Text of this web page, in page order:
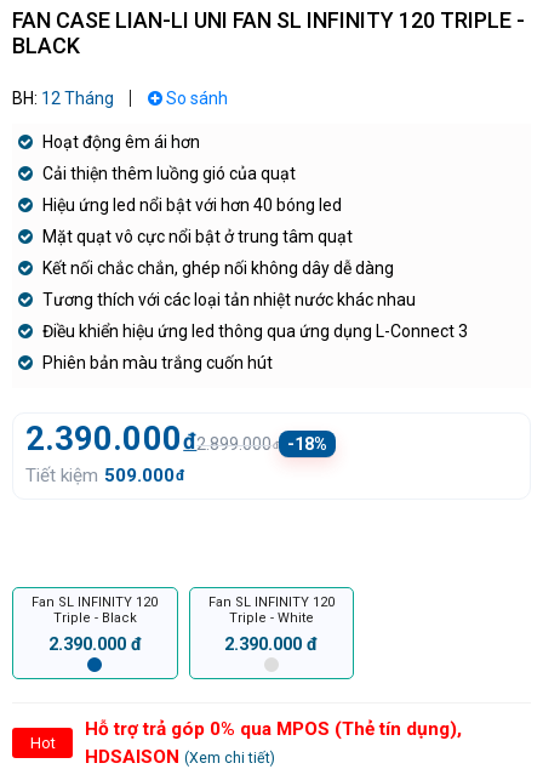
FAN CASE LIAN-LI UNI FAN SL INFINITY 120 TRIPLE -
BLACK
BH: 12 Tháng So sánh
Hoạt động êm ái hơn
Cải thiện thêm luồng gió của quạt
Hiệu ứng led nổi bật với hơn 40 bóng led
Mặt quạt vô cực nổi bật ở trung tâm quạt
Kết nối chắc chắn, ghép nối không dây dễ dàng
Tương thích với các loại tản nhiệt nước khác nhau
Điều khiển hiệu ứng led thông qua ứng dụng L-Connect 3
Phiên bản màu trắng cuốn hút
2.390.000đ2.899.000đ -18%
Tiết kiệm 509.000đ
Fan SL INFINITY 120
Triple - Black
2.390.000 đ
Fan SL INFINITY 120
Triple - White
2.390.000 đ
Hot
Hỗ trợ trả góp 0% qua MPOS (Thẻ tín dụng),
HDSAISON (Xem chi tiết)